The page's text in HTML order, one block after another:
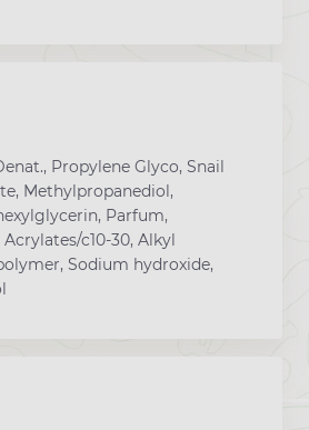
Propylene Glyco, Snail
Methylpropanediol,
Parfum,
c10-30, Alkyl
Sodium hydroxide,